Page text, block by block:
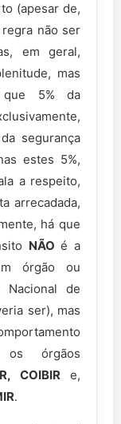
(apesar de,
não ser
em geral,
mas
5% da
segurança
estes 5%,
a respeito,
arrecadada,
há que
NÃO é a
órgão ou
Nacional de
ser), mas
os órgãos
COIBIR e,
.